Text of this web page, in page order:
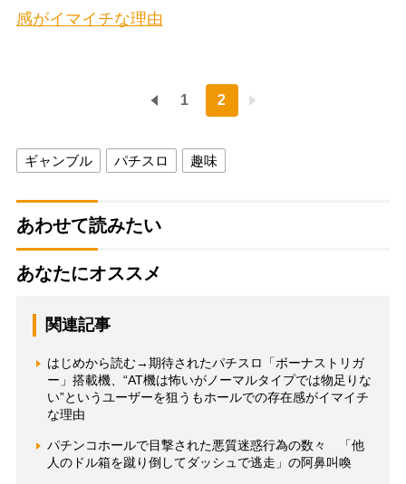
感がイマイチな理由
1 2
ギャンブル パチスロ 趣味
あわせて読みたい
あなたにオススメ
関連記事
はじめから読む→期待されたパチスロ「ボーナストリガ
ー」搭載機、“AT機は怖いがノーマルタイプでは物足りな
い”というユーザーを狙うもホールでの存在感がイマイチ
な理由
パチンコホールで目撃された悪質迷惑行為の数々 「他
人のドル箱を蹴り倒してダッシュで逃走」の阿鼻叫喚